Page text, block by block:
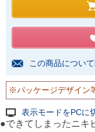
この商品につい
※パッケージデザイン
表示モードをPCに
●できてしまったニキ